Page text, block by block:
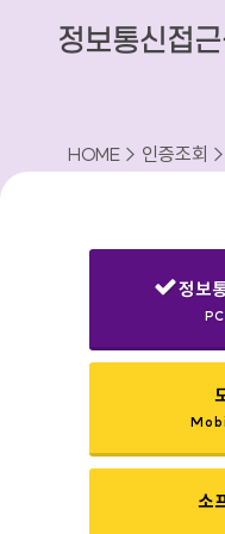
정보통신접
HOME > 인증조회 >
정보
소